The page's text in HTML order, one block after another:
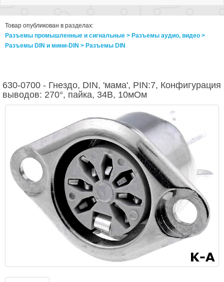
Товар опубликован в разделах:
Разъемы промышленные и сигнальные > Разъeмы аудио, видео >
Разъeмы DIN и мини-DIN > Разъeмы DIN
630-0700 - Гнездо, DIN, 'мама', PIN:7, Конфигурация
выводов: 270°, пайка, 34В, 10мОм